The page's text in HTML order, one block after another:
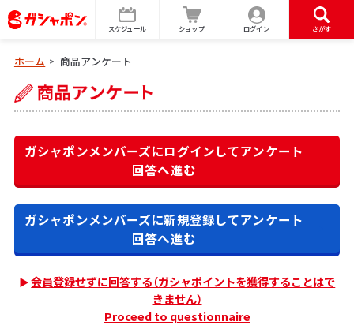
スケジュール ショップ ログイン さがす
ホーム > 商品アンケート
ガシャポンメンバーズにログインしてアンケート
回答へ進む
ガシャポンメンバーズに新規登録してアンケート
回答へ進む
会員登録せずに回答する（ガシャポイントを獲得することはで
きません）
Proceed to questionnaire